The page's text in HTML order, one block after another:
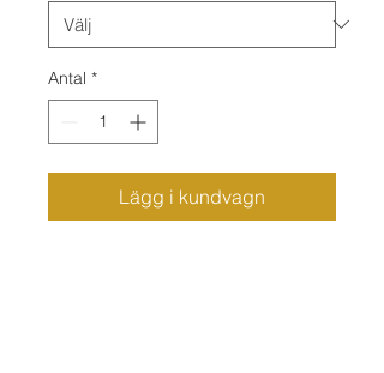
Antal *
Lägg i kundvagn